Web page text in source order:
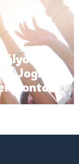
a
Jogi és